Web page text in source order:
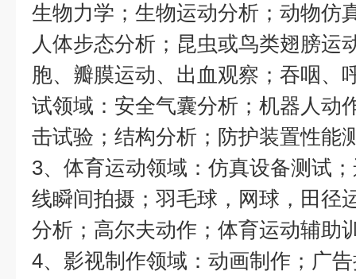
生物力学；生物运动分析；动物仿
人体步态分析；昆虫或鸟类翅膀运
胞、瓣膜运动、出血观察；吞咽、
试领域：安全气囊分析；机器人动
击试验；结构分析；防护装置性能
3、体育运动领域：仿真设备测试
线瞬间拍摄；羽毛球，网球，田径
分析；高尔夫动作；体育运动辅助
4、影视制作领域：动画制作；广